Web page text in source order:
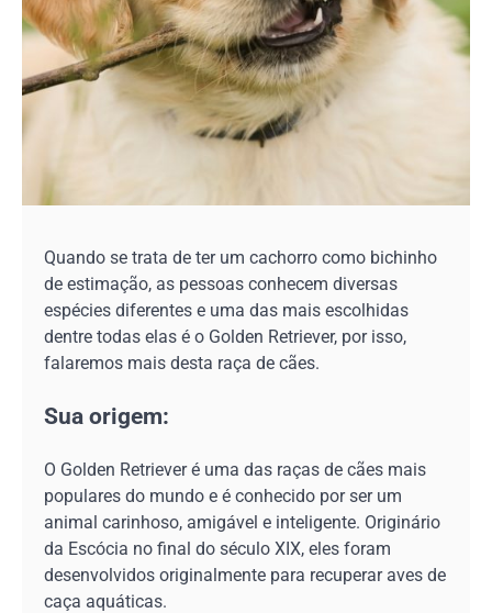
Quando se trata de ter um cachorro como bichinho
de estimação, as pessoas conhecem diversas
espécies diferentes e uma das mais escolhidas
dentre todas elas é o Golden Retriever, por isso,
falaremos mais desta raça de cães.
Sua origem:
O Golden Retriever é uma das raças de cães mais
populares do mundo e é conhecido por ser um
animal carinhoso, amigável e inteligente. Originário
da Escócia no final do século XIX, eles foram
desenvolvidos originalmente para recuperar aves de
caça aquáticas.